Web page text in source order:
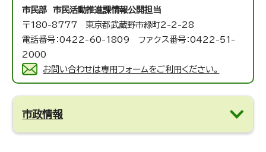
市民部 市民活動推進課情報公開担当
〒180-8777 東京都武蔵野市緑町2-2-28
電話番号：0422-60-1809 ファクス番号：0422-51-
2000
お問い合わせは専用フォームをご利用ください。
市政情報